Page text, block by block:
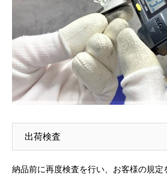
出荷検査
納品前に再度検査を行い、お客様の規定